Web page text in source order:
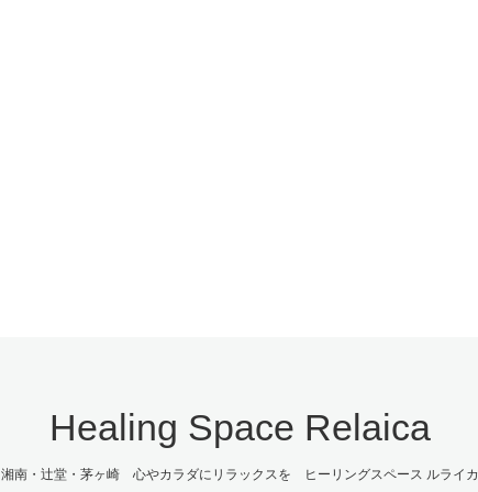
Healing Space Relaica
湘南・辻堂・茅ヶ崎 心やカラダにリラックスを ヒーリングスペース ルライカ